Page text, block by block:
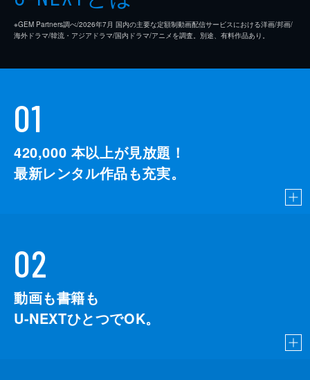
※GEM Partners調べ/2026年7⽉ 国内の主要な定額制動画配信サービスにおける洋画/邦画/
海外ドラマ/韓流・アジアドラマ/国内ドラマ/アニメを調査。別途、有料作品あり。
01
420,000 本以上が見放題！
最新レンタル作品も充実。
02
動画も書籍も
U-NEXTひとつでOK。